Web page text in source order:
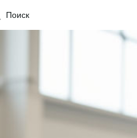
Поиск